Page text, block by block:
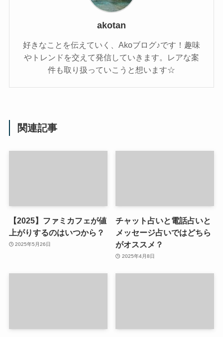
akotan
好きなことを伝えていく、Akoブログ♪です！趣味
やトレンドを交えて発信していきます。レアな案
件も取り扱っていこうと想います☆
関連記事
【2025】ファミカフェが値
上がりするのはいつから？
2025年5月26日
チャット占いと電話占いと
メッセージ占いではどちら
がオススメ？
2025年4月8日